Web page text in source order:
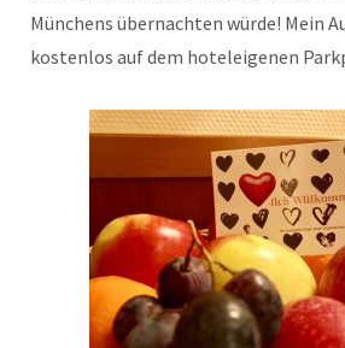
Münchens übernachten würde! Mein
kostenlos auf dem hoteleigenen